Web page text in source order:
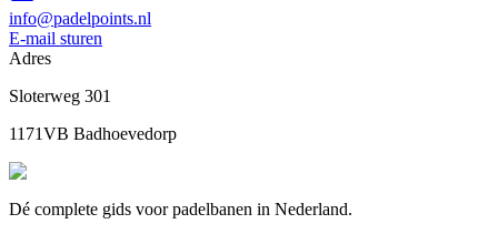
info@padelpoints.nl
E-mail sturen
Adres
Sloterweg 301
1171VB Badhoevedorp
Dé complete gids voor padelbanen in Nederland.